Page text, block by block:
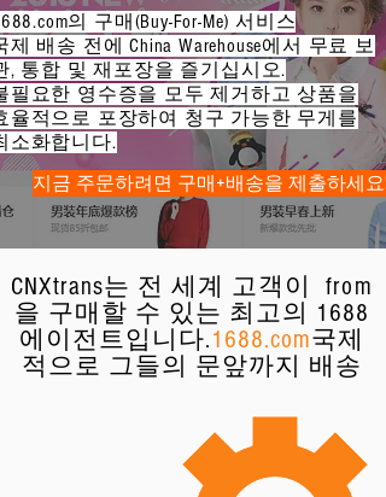
의 구매(Buy-For-Me) 서비스
제 배송 전에 China Warehouse에서 무료 보
, 통합 및 재포장을 즐기십시오.
필요한 영수증을 모두 제거하고 상품을
율적으로 포장하여 청구 가능한 무게를
소화합니다.
지금 주문하려면 구매+배송을 제출하세요!
CNXtrans는 전 세계 고객이 from
을 구매할 수 있는 최고의 1688
에이전트입니다.1688.com국제
적으로 그들의 문앞까지 배송